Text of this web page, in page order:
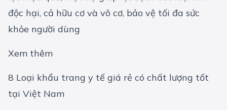
Xem thêm
8 Loại khẩu trang y tế giá rẻ có chất lượng tốt
tại Việt Nam